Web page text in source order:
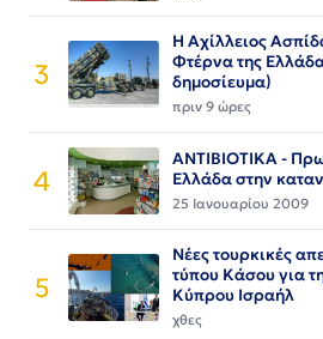
3
Η Αχίλλειος
Φτέρνα της
δημοσίευμα)
πριν 9 ώρες
4
ΑΝΤΙΒΙΟΤΙΚΑ -
Ελλάδα στην
25 Ιανουαρίου 2009
5
Νέες τουρκικές
τύπου Κάσου για
Κύπρου Ισραήλ
χθες